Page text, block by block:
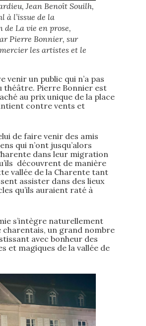
Jean Benoît Souilh,
à l’issue de la
La vie en prose,
Pierre Bonnier, sur
les artistes et le
venir un public qui n’a pas
théâtre. Pierre Bonnier est
au prix unique de la place
contre vents et
de faire venir des amis
qui n’ont jusqu’alors
dans leur migration
découvrent de manière
vallée de la Charente tant
assister dans des lieux
qu’ils auraient raté à
s’intègre naturellement
charentais, un grand nombre
avec bonheur des
et magiques de la vallée de